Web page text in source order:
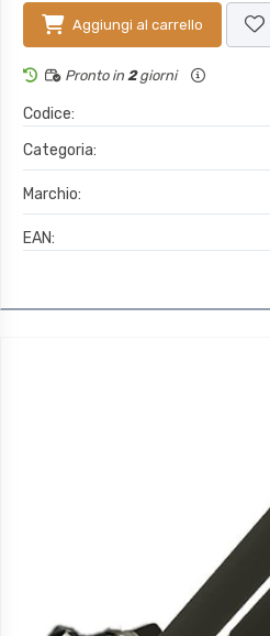
Aggiungi al carrello
Pronto in 2giorni
Codice:
Categoria:
Marchio:
EAN: